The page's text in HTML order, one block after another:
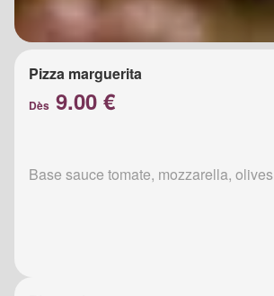
Pizza marguerita
Dès 9.00 €
Base sauce tomate, mozzarella, olives